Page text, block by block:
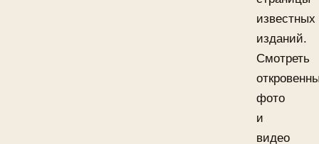
известных
изданий.
Смотреть
фото
и
видео